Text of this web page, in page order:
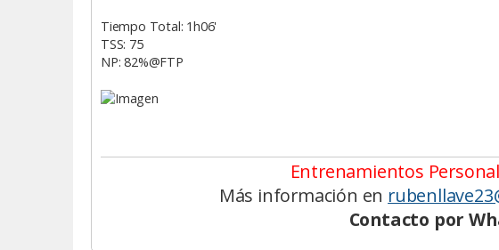
Tiempo Total: 1h06'
TSS: 75
NP: 82%@FTP
Entrenamientos
Más información en
Contacto por